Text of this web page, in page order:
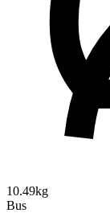
10.49kg
Bus